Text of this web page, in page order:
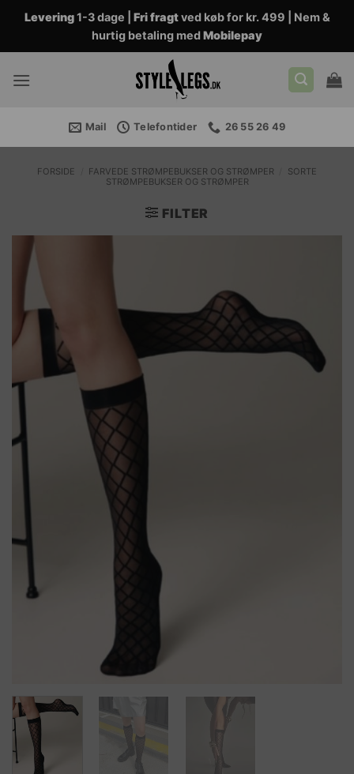
Fortsæt
indhold
Levering1-3 dage | Fri fragtved køb for kr. 499 | Nem &
hurtig betaling medMobilepay
Mail Telefontider 26 55 26 49
FORSIDE FARVEDE STRØMPEBUKSER OG STRØMPER
SORTE
STRØMPEBUKSER OG STRØMPER
FILTER